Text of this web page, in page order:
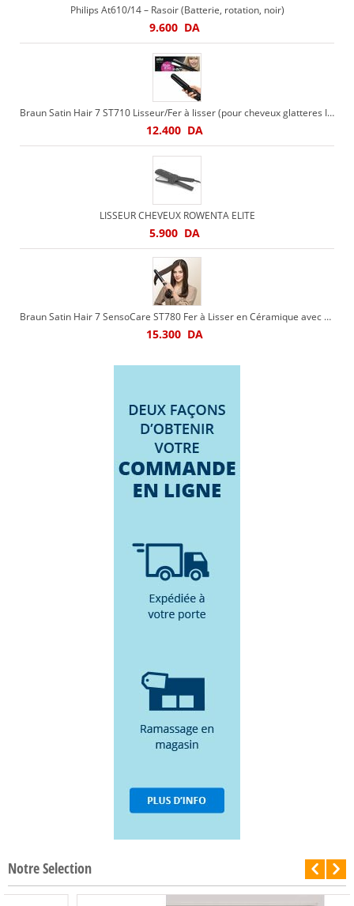
Philips At610/14 – Rasoir (Batterie, rotation, noir)
9.600 DA
Braun Satin Hair 7 ST710 Lisseur/Fer à lisser (pour cheveux glatteres Iontec)
12.400 DA
LISSEUR CHEVEUX ROWENTA ELITE
5.900 DA
Braun Satin Hair 7 SensoCare ST780 Fer à Lisser en Céramique avec Technologie Sensor
15.300 DA
Notre Selection